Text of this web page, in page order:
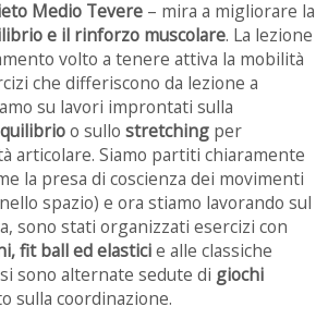
Medio Tevere – mira a migliorare la
e il rinforzo muscolare. La lezione
volto a tenere attiva la mobilità
che differiscono da lezione a
su lavori improntati sulla
o sullo stretching per
articolare. Siamo partiti chiaramente
la presa di coscienza dei movimenti
spazio) e ora stiamo lavorando sul
sono stati organizzati esercizi con
fit ball ed elasticie alle classiche
sono alternate sedute di giochi
sulla coordinazione.